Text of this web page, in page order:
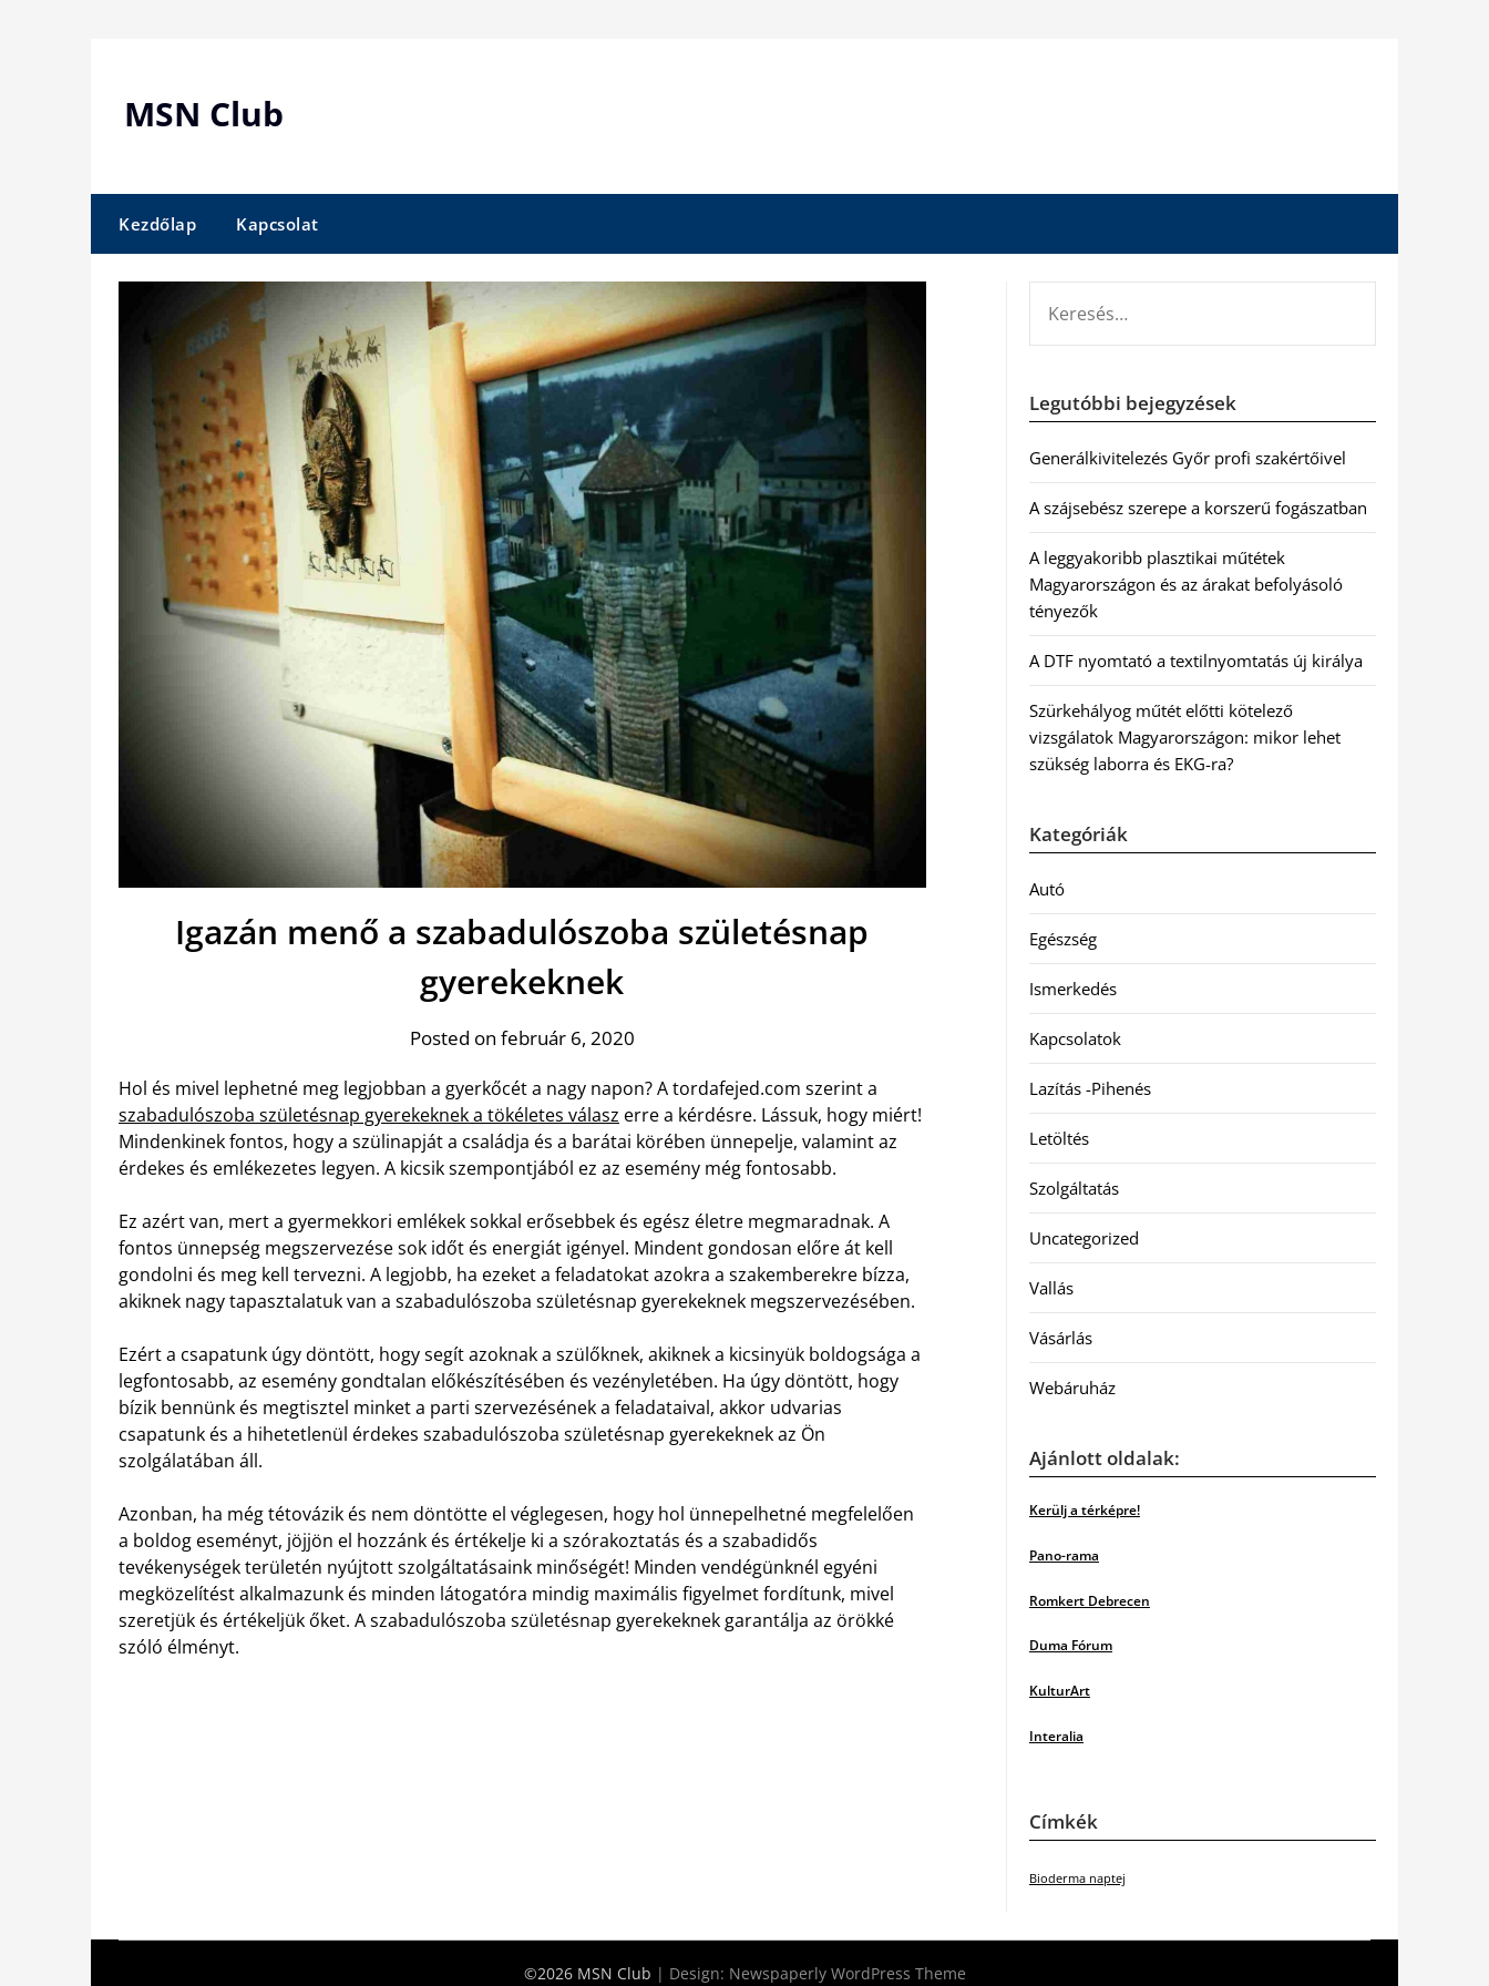
MSN Club
Kezdőlap Kapcsolat
Igazán menő a szabadulószoba születésnap
gyerekeknek
Posted on február 6, 2020
Hol és mivel lephetné meg legjobban a gyerkőcét a nagy napon? A tordafejed.com szerint a
szabadulószoba születésnap gyerekeknek a tökéletes válasz erre a kérdésre. Lássuk, hogy miért!
Mindenkinek fontos, hogy a szülinapját a családja és a barátai körében ünnepelje, valamint az
érdekes és emlékezetes legyen. A kicsik szempontjából ez az esemény még fontosabb.
Ez azért van, mert a gyermekkori emlékek sokkal erősebbek és egész életre megmaradnak. A
fontos ünnepség megszervezése sok időt és energiát igényel. Mindent gondosan előre át kell
gondolni és meg kell tervezni. A legjobb, ha ezeket a feladatokat azokra a szakemberekre bízza,
akiknek nagy tapasztalatuk van a szabadulószoba születésnap gyerekeknek megszervezésében.
Ezért a csapatunk úgy döntött, hogy segít azoknak a szülőknek, akiknek a kicsinyük boldogsága a
legfontosabb, az esemény gondtalan előkészítésében és vezényletében. Ha úgy döntött, hogy
bízik bennünk és megtisztel minket a parti szervezésének a feladataival, akkor udvarias
csapatunk és a hihetetlenül érdekes szabadulószoba születésnap gyerekeknek az Ön
szolgálatában áll.
Azonban, ha még tétovázik és nem döntötte el véglegesen, hogy hol ünnepelhetné megfelelően
a boldog eseményt, jöjjön el hozzánk és értékelje ki a szórakoztatás és a szabadidős
tevékenységek területén nyújtott szolgáltatásaink minőségét! Minden vendégünknél egyéni
megközelítést alkalmazunk és minden látogatóra mindig maximális figyelmet fordítunk, mivel
szeretjük és értékeljük őket. A szabadulószoba születésnap gyerekeknek garantálja az örökké
szóló élményt.
Legutóbbi bejegyzések
Generálkivitelezés Győr profi szakértőivel
A szájsebész szerepe a korszerű fogászatban
A leggyakoribb plasztikai műtétek
Magyarországon és az árakat befolyásoló
tényezők
A DTF nyomtató a textilnyomtatás új királya
Szürkehályog műtét előtti kötelező
vizsgálatok Magyarországon: mikor lehet
szükség laborra és EKG-ra?
Kategóriák
Autó
Egészség
Ismerkedés
Kapcsolatok
Lazítás -Pihenés
Letöltés
Szolgáltatás
Uncategorized
Vallás
Vásárlás
Webáruház
Ajánlott oldalak:
Kerülj a térképre!
Pano-rama
Romkert Debrecen
Duma Fórum
KulturArt
Interalia
Címkék
Bioderma naptej
©2026 MSN Club | Design: Newspaperly WordPress Theme